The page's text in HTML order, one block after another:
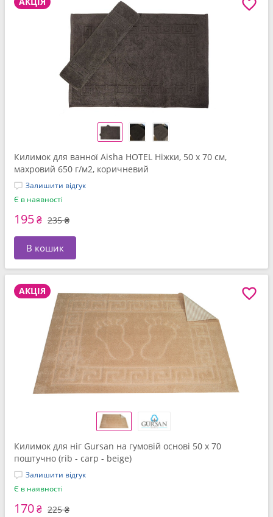
Килимок для ванної Aisha HOTEL Ніжки, 50 x 70 см,
махровий 650 г/м2, коричневий
Залишити відгук
Є в наявності
195₴ 235 ₴
В кошик
АКЦІЯ
Килимок для ніг Gursan на гумовій основі 50 x 70
поштучно (rib - carp - beige)
Залишити відгук
Є в наявності
170₴ 225 ₴